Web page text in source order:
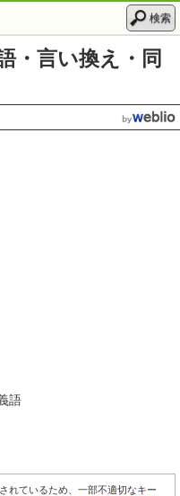
検索
・言い換え・同
語
れているため、一部不適切なキー